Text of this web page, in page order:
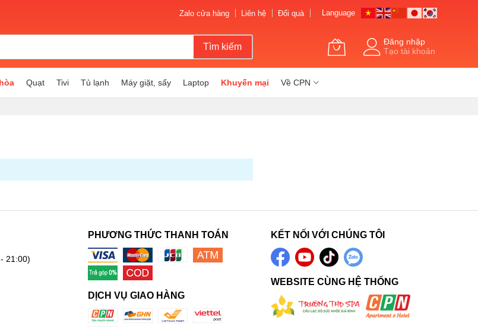
Zalo cửa hàng Liên hệ Đổi quà Language
Tìm kiếm
Đăng nhập
Tạo tài khoản
Quạt Tivi Tủ lạnh Máy giặt, sấy Laptop Khuyến mại Về CPN
21:00)
PHƯƠNG THỨC THANH TOÁN
DỊCH VỤ GIAO HÀNG
KẾT NỐI VỚI CHÚNG TÔI
WEBSITE CÙNG HỆ THỐNG